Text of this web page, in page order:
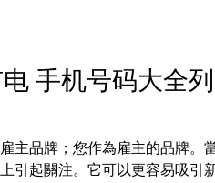
手机号码大全
主品牌；您作為雇主的品牌。
引起關注。它可以更容易吸引